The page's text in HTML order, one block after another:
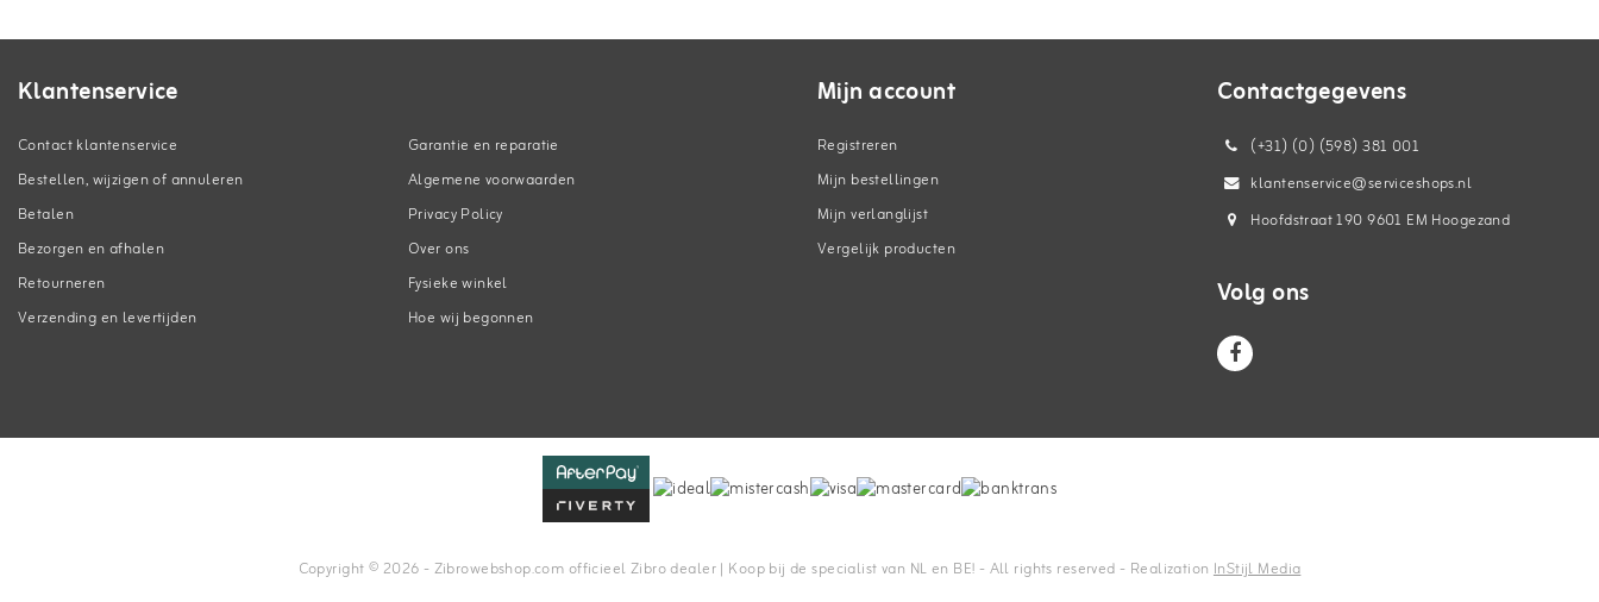
Klantenservice
Contact klantenservice
Bestellen, wijzigen of annuleren
Betalen
Bezorgen en afhalen
Retourneren
Verzending en levertijden
Garantie en reparatie
Algemene voorwaarden
Privacy Policy
Over ons
Fysieke winkel
Hoe wij begonnen
Mijn account
Registreren
Mijn bestellingen
Mijn verlanglijst
Vergelijk producten
Contactgegevens
(+31) (0) (598) 381 001
klantenservice@serviceshops.nl
Hoofdstraat 190 9601 EM Hoogezand
Volg ons
Copyright © 2026 - Zibrowebshop.com officieel Zibro dealer | Koop bij de specialist van NL en BE! - All rights reserved - Realization InStijl Media